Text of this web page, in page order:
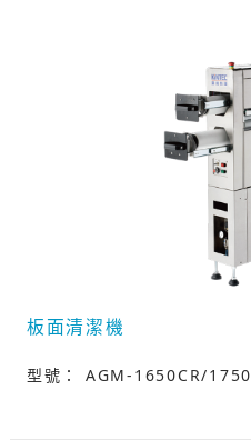
板面清潔機
型號： AGM-1650CR/